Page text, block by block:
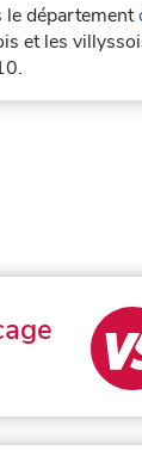
le département
et les